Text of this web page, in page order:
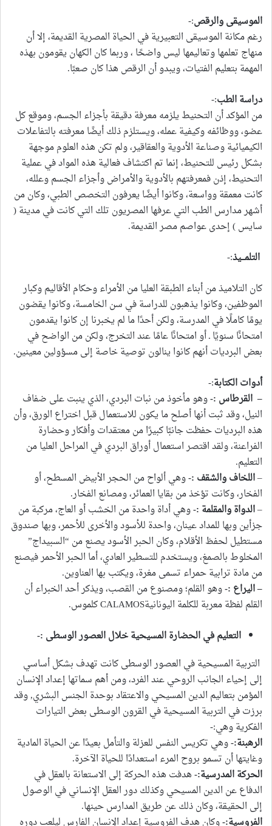
الموسيقى والرقص:-
رغم مكانة الموسيقى التعبيرية في الحياة المصرية القديمة، إلا أن
منهاج تعلمها وتعاليمها ليس واضحًا ، وربما كان الكهان يقومون بهذه
المهمة بتعليم الفتيات، ويبدو أن الرقص هذا كان صعبًا.
دراسة الطب:-
من المؤكد أن التحنيط يلزمه معرفة دقيقة بأجزاء الجسم، وموقع كل
عضو، ووظائفه وكيفية عمله، ويستلزم ذلك أيضًا معرفته بالتفاعلات
الكيميائية وصناعة الأدوية والعقاقير، ولم تكن هذه العلوم موجهة
بشكل رئيس للتحنيط، إنما تم اكتشاف فعالية هذه المواد في عملية
التحنيط، إذن فمعرفتهم بالأدوية والأمراض وأجزاء الجسم وعلله،
كانت معمقة وواسعة، وكانوا أيضًا يعرفون التخصص الطبي، وكان من
أشهر مدارس الطب التي عرفها المصريون تلك التي كانت في مدينة (
سايس ) إحدى عواصم مصر القديمة.
التلمـــيذ:-
كان التلاميذ من أبناء الطبقة العليا من الأمراء وحكام الأقاليم وكبار
الموظفين، وكانوا يذهبون للدراسة في سن الخامسة، وكانوا يقضون
يومًا كاملًا في المدرسة، ولكن أحدًا ما لم يخبرنا إن كانوا يقدمون
امتحانًا سنويًا ـ أو امتحانًا عامًا عند التخرج، ولكن من الواضح في
بعض البرديات أنهم كانوا ينالون توصية خاصة إلى مسؤولين معينين.
أدوات الكتابة:-
– القرطاس :-وهو مأخوذ من نبات البردي، الذي ينبت على ضفاف
النيل، وقد ثبت أنها أصلح ما يكون للاستعمال قبل اختراع الورق، وأن
هذه البرديات حفظت جانبًا كبيرًا من معتقدات وأفكار وحضارة
الفراعنة، ولقد اقتصر استعمال أوراق البردي في المراحل العليا من
التعليم.
–اللخاف والشقف :-وهي ألواح من الحجر الأبيض المسطح، أو
الفخار، وكانت تؤخذ من بقايا العمائر، ومصانع الفخار.
–الدواة والمقلمة :-وهي أداة واحدة من الخشب أو العاج، مركبة من
جزأين وبها للمداد عينان، واحدة للأسود والأخرى للأحمر، وبها صندوق
مستطيل لحفظ الأقلام، وكان الحبر الأسود يصنع من “السبيداج”
المخلوط بالصمغ، ويستخدم للتسطير العادي، أما الحبر الأحمر فيصنع
من مادة ترابية حمراء تسمى مغرة، ويكتب بها العناوين.
–اليراع :-وهو القلم؛ ومصنوع من القصب، ويذكر أحد الخبراء أن
القلم لفظة معربة للكلمة اليونانيةCALAMOS كلموس.
التعليم في الحضارة المسيحية خلال العصور الوسطى :-
التربية المسيحية في العصور الوسطى كانت تهدف بشكل أساسي
إلى إحياء الجانب الروحي عند الفرد، ومن أهم سماتها إعداد الإنسان
المؤمن بتعاليم الدين المسيحي والاعتقاد بوحدة الجنس البشري, وقد
برزت في التربية المسيحية في القرون الوسطى بعض التيارات
الفكرية وهي:-
الرهبنة:-وهي تكريس النفس للعزلة والتأمل بعيدًا عن الحياة المادية
وغايتها أن تسمو بروح المرء استعدادًا للحياة الآخرة.
الحركة المدرسية:-هدفت هذه الحركة إلى الاستعانة بالعقل في
الدفاع عن الدين المسيحي وكذلك دور العقل الإنساني في الوصول
إلى الحقيقة، وكان ذلك عن طريق المدارس حينها.